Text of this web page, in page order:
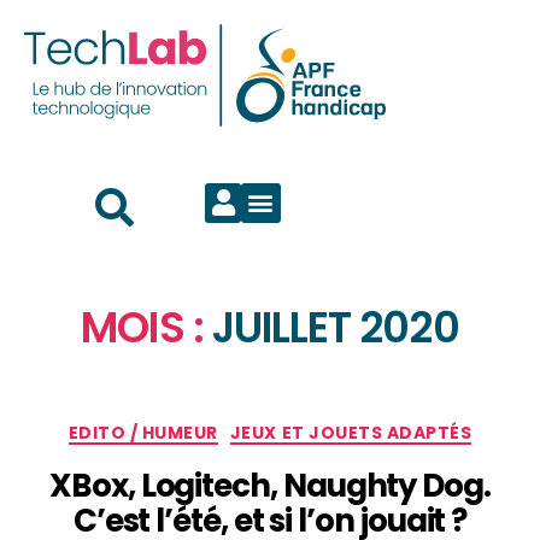
MOIS :JUILLET 2020
EDITO / HUMEUR JEUX ET JOUETS ADAPTÉS
XBox, Logitech, Naughty Dog.
C’est l’été, et si l’on jouait ?